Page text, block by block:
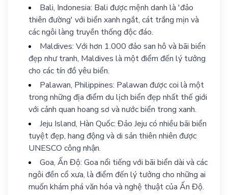
Bali, Indonesia: Bali được mệnh danh là 'đảo
thiên đường' với biển xanh ngắt, cát trắng mịn và
các ngôi làng truyền thống độc đáo.
Maldives: Với hơn 1.000 đảo san hô và bãi biển
đẹp như tranh, Maldives là một điểm đến lý tưởng
cho các tín đồ yêu biển.
Palawan, Philippines: Palawan được coi là một
trong những địa điểm du lịch biển đẹp nhất thế giới
với cảnh quan hoang sơ và nước biển trong xanh.
Jeju Island, Hàn Quốc: Đảo Jeju có nhiều bãi biển
tuyệt đẹp, hang động và di sản thiên nhiên được
UNESCO công nhận.
Goa, Ấn Độ: Goa nổi tiếng với bãi biển dài và các
ngôi đền cổ xưa, là điểm đến lý tưởng cho những ai
muốn khám phá văn hóa và nghệ thuật của Ấn Độ.